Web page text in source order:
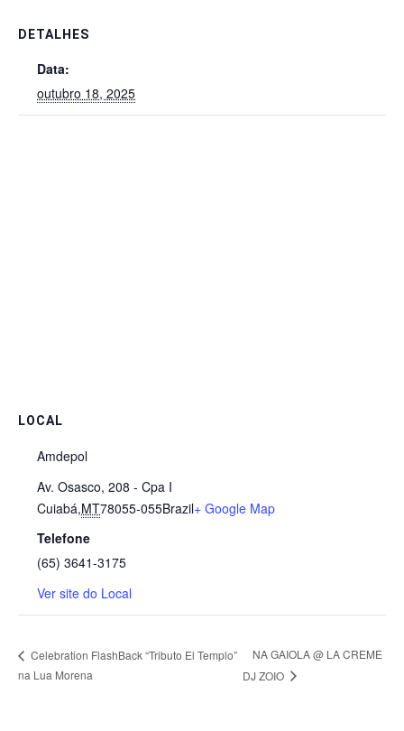
DETALHES
Data:
outubro 18, 2025
LOCAL
Amdepol
Av. Osasco, 208 - Cpa I
Cuiabá,MT78055-055Brazil+ Google Map
Telefone
(65) 3641-3175
Ver site do Local
Celebration FlashBack “Tributo El Templo”
na Lua Morena
NA GAIOLA @ LA CREME
DJ ZOIO